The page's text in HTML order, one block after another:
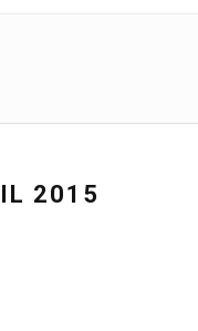
2015